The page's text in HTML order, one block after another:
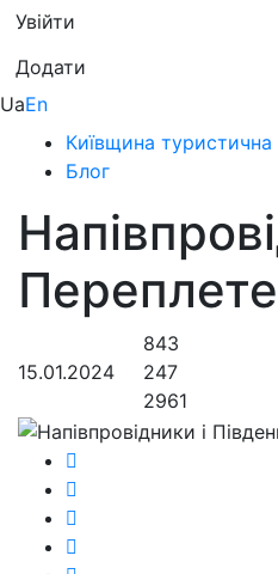
Увійти
Додати
UaEn
Київщина туристична
Блог
15.01.2024
843
247
2961